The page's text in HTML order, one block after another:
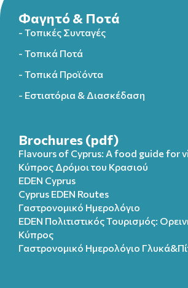
Φαγητό & Ποτά
- Τοπικές Συνταγές
- Τοπικά Ποτά
- Τοπικά Προϊόντα
- Εστιατόρια & Διασκέδαση
Brochures (pdf)
Flavours of Cyprus: A food guide for
Κύπρος Δρόμοι του Κρασιού
EDEN Cyprus
Cyprus EDEN Routes
Γαστρονομικό Ημερολόγιο
EDEN Πολιτιστικός Τουρισμός:
Κύπρος
Γαστρονομικό Ημερολόγιo